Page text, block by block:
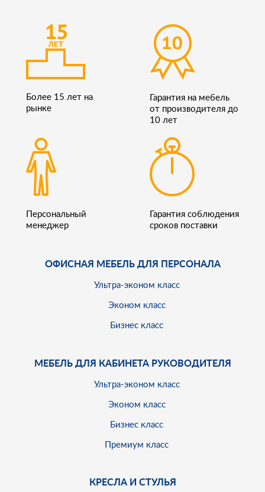
Более 15 лет на
рынке
Гарантия на мебель
от производителя до
10 лет
Персональный
менеджер
Гарантия соблюдения
сроков поставки
ОФИСНАЯ МЕБЕЛЬ ДЛЯ ПЕРСОНАЛА
Ультра-эконом класс
Эконом класс
Бизнес класс
МЕБЕЛЬ ДЛЯ КАБИНЕТА РУКОВОДИТЕЛЯ
Ультра-эконом класс
Эконом класс
Бизнес класс
Премиум класс
КРЕСЛА И СТУЛЬЯ